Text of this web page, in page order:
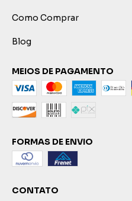
Como Comprar
Blog
MEIOS DE PAGAMENTO
FORMAS DE ENVIO
CONTATO